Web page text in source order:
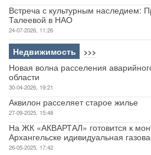
Встреча с культурным наследием:
Талеевой в НАО
24-07-2026, 11:26
Недвижимость >>>
Новая волна расселения
области
30-04-2026, 19:21
Аквилон расселяет старое жилье
27-09-2025, 15:48
На ЖК «АКВАРТАЛ» готовится к
Архангельске идивидуальная
26-05-2025, 17:42